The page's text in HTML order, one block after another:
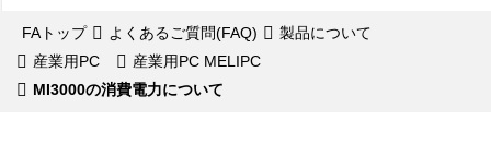
FAトップ よくあるご質問(FAQ)
製品について
産業用PC
産業用PC MELIPC
MI3000の消費電力について